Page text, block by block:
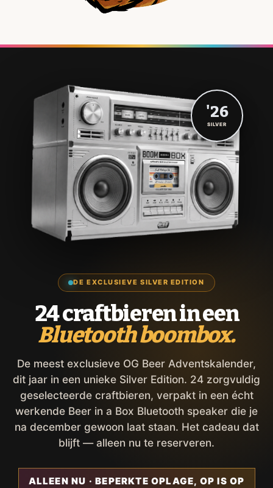
DE EXCLUSIEVE SILVER EDITION
24 craftbieren in een
Bluetooth boombox.
De meest exclusieve OG Beer Adventskalender,
dit jaar in een unieke Silver Edition. 24 zorgvuldig
geselecteerde craftbieren, verpakt in een écht
werkende Beer in a Box Bluetooth speaker die je
na december gewoon laat staan. Het cadeau dat
blijft — alleen nu te reserveren.
ALLEEN NU · BEPERKTE OPLAGE, OP IS OP
'26
SILVER